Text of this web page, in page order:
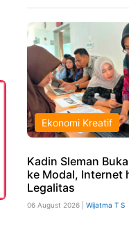
Ekonomi Kreatif
Kadin Sleman
ke Modal, Internet
Legalitas
06 August 2026 | Wijatma T S